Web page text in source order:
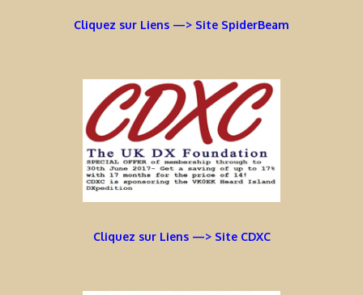
Cliquez sur Liens —> Site SpiderBeam
Cliquez sur Liens —> Site CDXC